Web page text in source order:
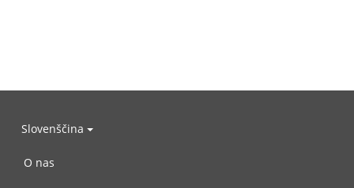
Slovenščina
O nas